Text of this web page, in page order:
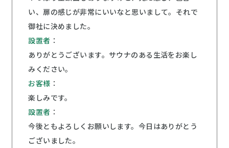
い、扉の感じが非常にいいなと思いまして。それで
御社に決めました。
設置者 ：
ありがとうございます。サウナのある生活をお楽し
みください。
お客様 ：
楽しみです。
設置者 ：
今後ともよろしくお願いします。今日はありがとう
ございました。